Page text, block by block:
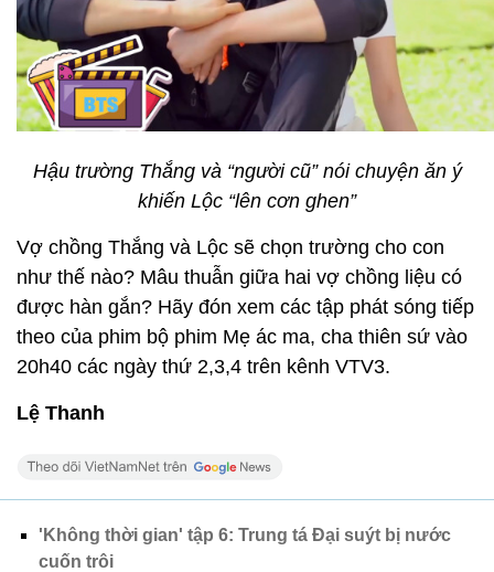
Hậu trường Thắng và “người cũ” nói chuyện ăn ý
khiến Lộc “lên cơn ghen”
Vợ chồng Thắng và Lộc sẽ chọn trường cho con
như thế nào? Mâu thuẫn giữa hai vợ chồng liệu có
được hàn gắn? Hãy đón xem các tập phát sóng tiếp
theo của phim bộ phim Mẹ ác ma, cha thiên sứ vào
20h40 các ngày thứ 2,3,4 trên kênh VTV3.
Lệ Thanh
'Không thời gian' tập 6: Trung tá Đại suýt bị nước
cuốn trôi